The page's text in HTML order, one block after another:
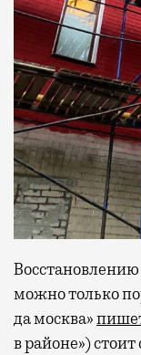
можно только
да москва»
в районе»)